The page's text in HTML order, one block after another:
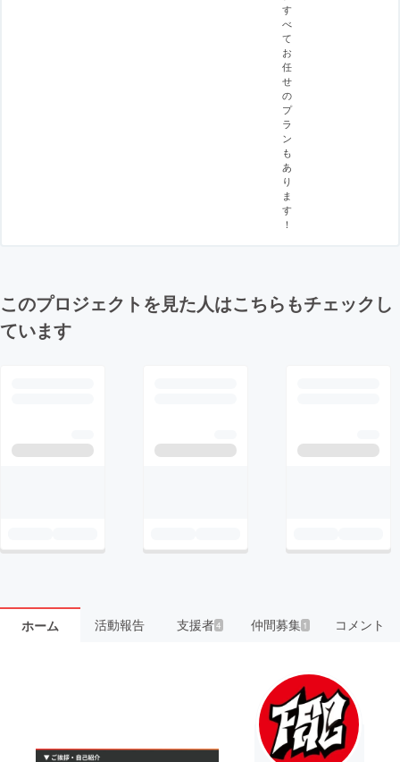
す
べ
て
お
任
せ
の
プ
ラ
ン
も
あ
り
ま
す
！
このプロジェクトを見た人はこちらもチェックし
ています
ホーム 活動報告 支援者4 仲間募集 1 コメント